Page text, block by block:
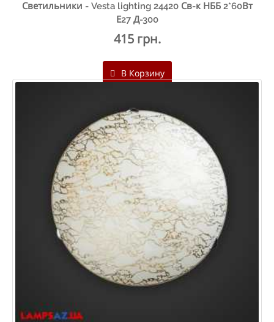
Светильники - Vesta lighting 24420 Св-к НББ 2*60Вт
Е27 Д-300
415 грн.
В Корзину